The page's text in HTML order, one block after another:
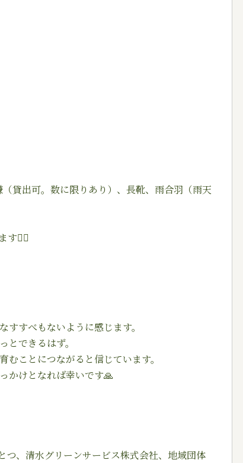
貸出可。数に限りあり）、長靴、雨合羽（雨天
す🙆‍♀️
すべもないように感じます。
できるはず。
ことにつながると信じています。
かけとなれば幸いです🙏
つ、清水グリーンサービス株式会社、地域団体